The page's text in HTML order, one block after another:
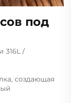
под
316L /
создающая